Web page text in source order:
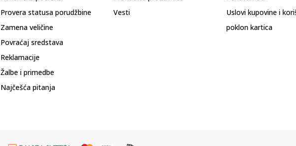
Provera statusa porudžbine
Zamena veličine
Povraćaj sredstava
Reklamacije
Žalbe i primedbe
Najčešća pitanja
Vesti
Uslovi kupovine i
poklon kartica